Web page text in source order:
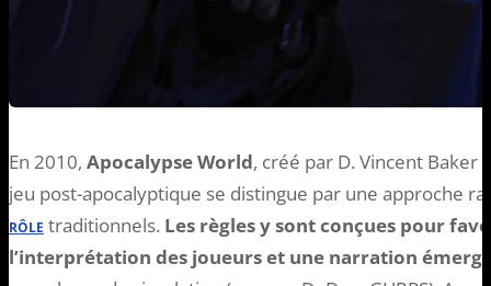
En 2010, Apocalypse World, créé par D. Vincent Baker
jeu post-apocalyptique se distingue par une approche
RÔLE traditionnels. Les règles y sont conçues pour
l’interprétation des joueurs et une narration